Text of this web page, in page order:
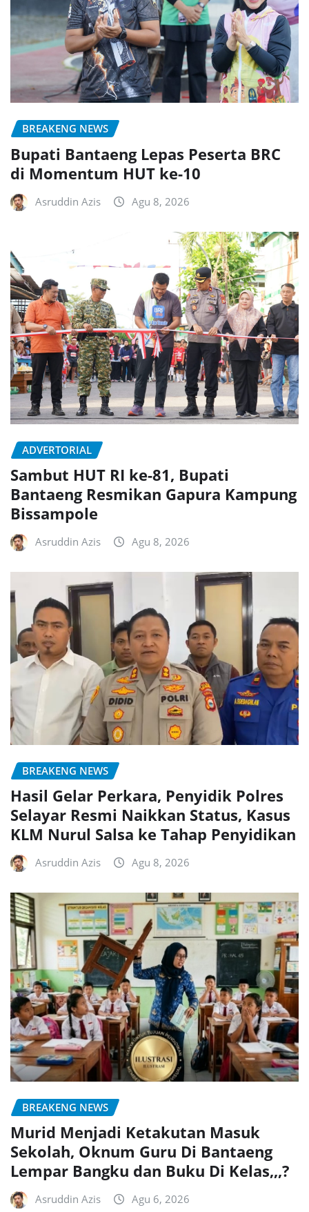
BREAKENG NEWS
Bupati Bantaeng Lepas Peserta BRC
di Momentum HUT ke-10
Asruddin Azis Agu 8, 2026
ADVERTORIAL
Sambut HUT RI ke-81, Bupati
Bantaeng Resmikan Gapura Kampung
Bissampole
Asruddin Azis Agu 8, 2026
BREAKENG NEWS
Hasil Gelar Perkara, Penyidik Polres
Selayar Resmi Naikkan Status, Kasus
KLM Nurul Salsa ke Tahap Penyidikan
Asruddin Azis Agu 8, 2026
BREAKENG NEWS
Murid Menjadi Ketakutan Masuk
Sekolah, Oknum Guru Di Bantaeng
Lempar Bangku dan Buku Di Kelas,,,?
Asruddin Azis Agu 6, 2026